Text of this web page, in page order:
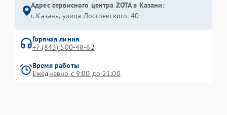
Адрес сервисного центра ZOTA в Казани:
г. Казань, улица Достоевского, 40
Горячая линия
+7 (843) 500-48-62
Время работы
Ежедневно с 9:00 до 21:00